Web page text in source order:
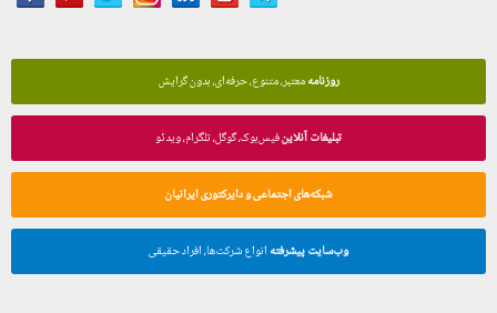
روزنامهمعتبر، متنوع، حرفه‌ای، بدون گرایش
تبلیغات آنلاینفیس‌بوک، گوگل، تلگرام، ویدئو
شبکه‌های اجتماعی و دایرکتوری ایرانیان
وب‌سایت پیشرفته انواع شرکت‌ها، افراد حقیقی